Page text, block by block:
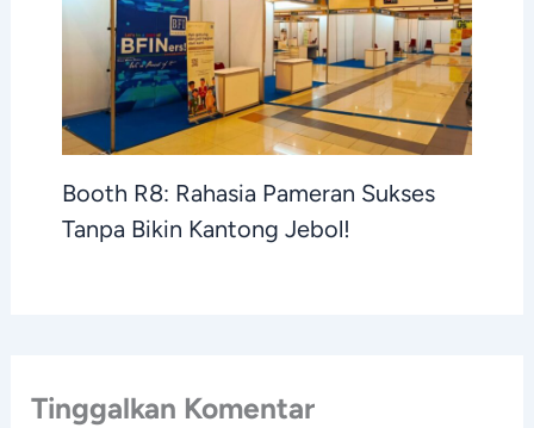
Booth R8: Rahasia Pameran Sukses
Tanpa Bikin Kantong Jebol!
Tinggalkan Komentar